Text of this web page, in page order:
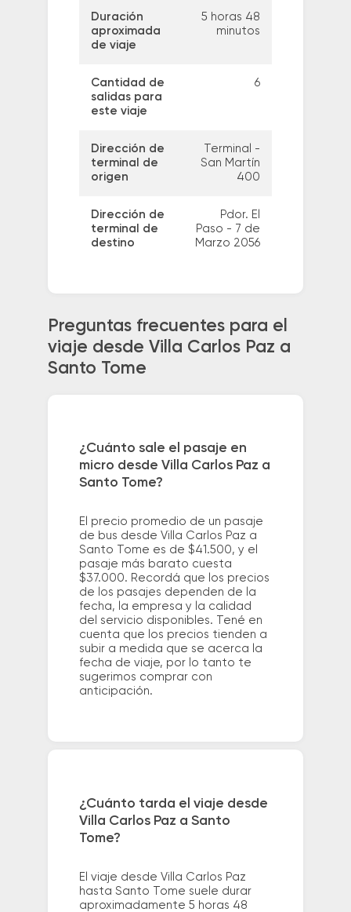
Duración
aproximada
de viaje
5 horas 48
minutos
Cantidad de
salidas para
este viaje
6
Dirección de
terminal de
origen
Terminal -
San Martín
400
Dirección de
terminal de
destino
Pdor. El
Paso - 7 de
Marzo 2056
Preguntas frecuentes para el
viaje desde Villa Carlos Paz a
Santo Tome
¿Cuánto sale el pasaje en
micro desde Villa Carlos Paz a
Santo Tome?
El precio promedio de un pasaje
de bus desde Villa Carlos Paz a
Santo Tome es de $41.500, y el
pasaje más barato cuesta
$37.000. Recordá que los precios
de los pasajes dependen de la
fecha, la empresa y la calidad
del servicio disponibles. Tené en
cuenta que los precios tienden a
subir a medida que se acerca la
fecha de viaje, por lo tanto te
sugerimos comprar con
anticipación.
¿Cuánto tarda el viaje desde
Villa Carlos Paz a Santo
Tome?
El viaje desde Villa Carlos Paz
hasta Santo Tome suele durar
aproximadamente 5 horas 48